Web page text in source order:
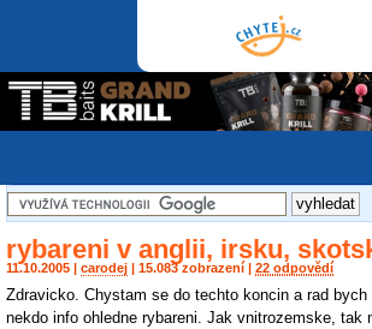
rybareni v anglii, irsku,
11.10.2005 | carodej | 15.083 zobrazení | 22 odpovědí
Zdravicko. Chystam se do techto koncin a rad
nekdo info ohledne rybareni. Jak vnitrozemske, tak